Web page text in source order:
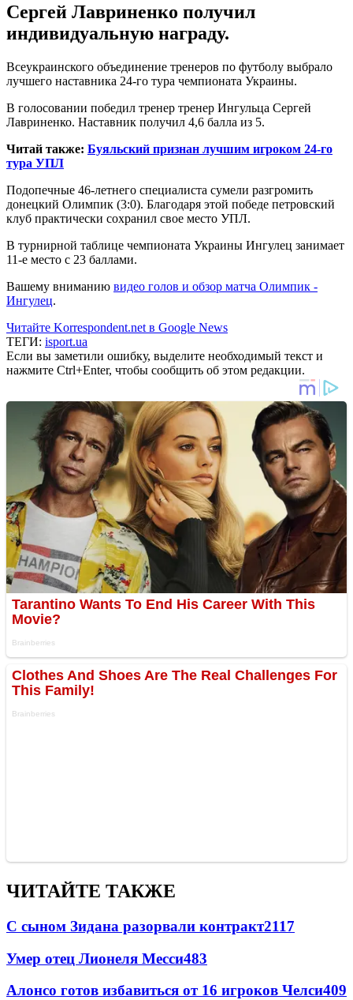
Сергей Лавриненко получил
индивидуальную награду.
Всеукраинского объединение тренеров по футболу выбрало
лучшего наставника 24-го тура чемпионата Украины.
В голосовании победил тренер тренер Ингульца Сергей
Лавриненко. Наставник получил 4,6 балла из 5.
Читай также: Буяльский признан лучшим игроком 24-го
тура УПЛ
Подопечные 46-летнего специалиста сумели разгромить
донецкий Олимпик (3:0). Благодаря этой победе петровский
клуб практически сохранил свое место УПЛ.
В турнирной таблице чемпионата Украины Ингулец занимает
11-е место с 23 баллами.
Вашему вниманию видео голов и обзор матча Олимпик -
Ингулец.
Читайте Korrespondent.net в Google News
ТЕГИ: isport.ua
Если вы заметили ошибку, выделите необходимый текст и
нажмите Ctrl+Enter, чтобы сообщить об этом редакции.
ЧИТАЙТЕ ТАКЖЕ
С сыном Зидана разорвали контракт2117
Умер отец Лионеля Месси483
Алонсо готов избавиться от 16 игроков Челси409